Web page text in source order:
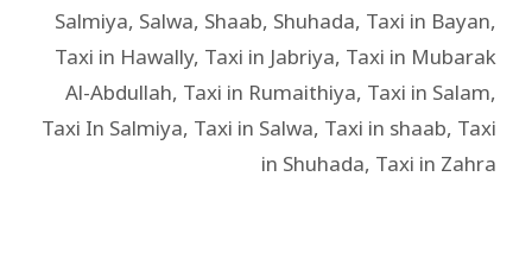
Salmiya, Salwa, Shaab, Shuhada, Taxi in Bayan,
Taxi in Hawally, Taxi in Jabriya, Taxi in Mubarak
Al-Abdullah, Taxi in Rumaithiya, Taxi in Salam,
Taxi In Salmiya, Taxi in Salwa, Taxi in shaab, Taxi
in Shuhada, Taxi in Zahra